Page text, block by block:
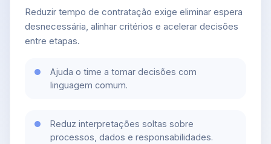
Reduzir tempo de contratação exige eliminar espera
desnecessária, alinhar critérios e acelerar decisões
entre etapas.
Ajuda o time a tomar decisões com
linguagem comum.
Reduz interpretações soltas sobre
processos, dados e responsabilidades.